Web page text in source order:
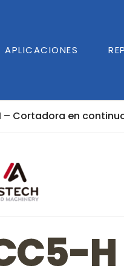
APLICACIONES
– Cortadora en